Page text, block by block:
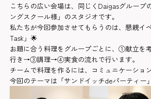
こちらの広い会場は、同じくDaigasグループ
ングスクール様」のスタジオです。
私たちが今回参加させてもらうのは、懇親イ
Task」🌟
お題に合う料理をグループごとに、①献立
行き→③調理→④実食の流れで行います。
チームで料理を作るには、コミュニケーショ
今回のテーマは「サンドイッチdeパーティー